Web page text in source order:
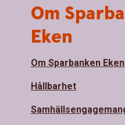
Om
Eken
Om Sparbanken Eken
Hållbarhet